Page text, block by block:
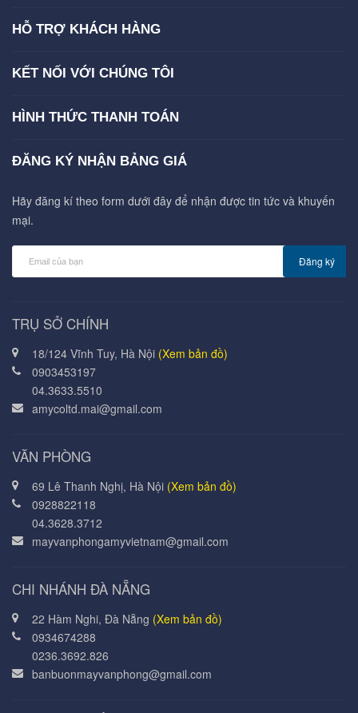
HỖ TRỢ KHÁCH HÀNG
KẾT NỐI VỚI CHÚNG TÔI
HÌNH THỨC THANH TOÁN
ĐĂNG KÝ NHẬN BẢNG GIÁ
Hãy đăng kí theo form dưới đây để nhận được tin tức và khuyến
mại.
Đăng ký
TRỤ SỞ CHÍNH
18/124 Vĩnh Tuy, Hà Nội (Xem bản đồ)
0903453197
04.3633.5510
amycoltd.mai@gmail.com
VĂN PHÒNG
69 Lê Thanh Nghị, Hà Nội (Xem bản đồ)
0928822118
04.3628.3712
mayvanphongamyvietnam@gmail.com
CHI NHÁNH ĐÀ NẴNG
22 Hàm Nghi, Đà Nẵng (Xem bản đồ)
0934674288
0236.3692.826
banbuonmayvanphong@gmail.com